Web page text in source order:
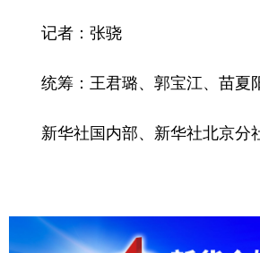
记者：张骁
统筹：王君璐、郭宝江、苗夏
新华社国内部、新华社北京分